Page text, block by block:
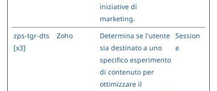
iniziative di
marketing.
zps-tgr-dts
[x3]
Zoho
Determina se l'utente
sia destinato a uno
specifico esperimento
di contenuto per
ottimizzare il
Session
e